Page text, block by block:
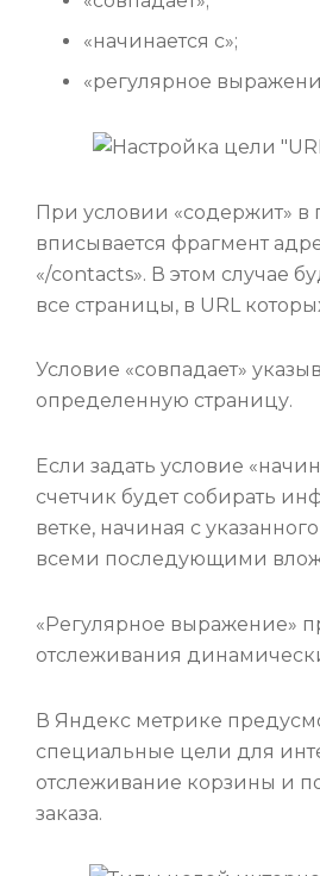
«начинается с»;
«регулярное
При условии «содержит» в
вписывается фрагмент
«/contacts». В этом случае
все страницы, в URL
Условие «совпадает»
определенную страницу.
Если задать условие
счетчик будет собирать
ветке, начиная с
всеми последующими
«Регулярное выражение»
отслеживания
В Яндекс метрике
специальные цели для
отслеживание корзины и
заказа.